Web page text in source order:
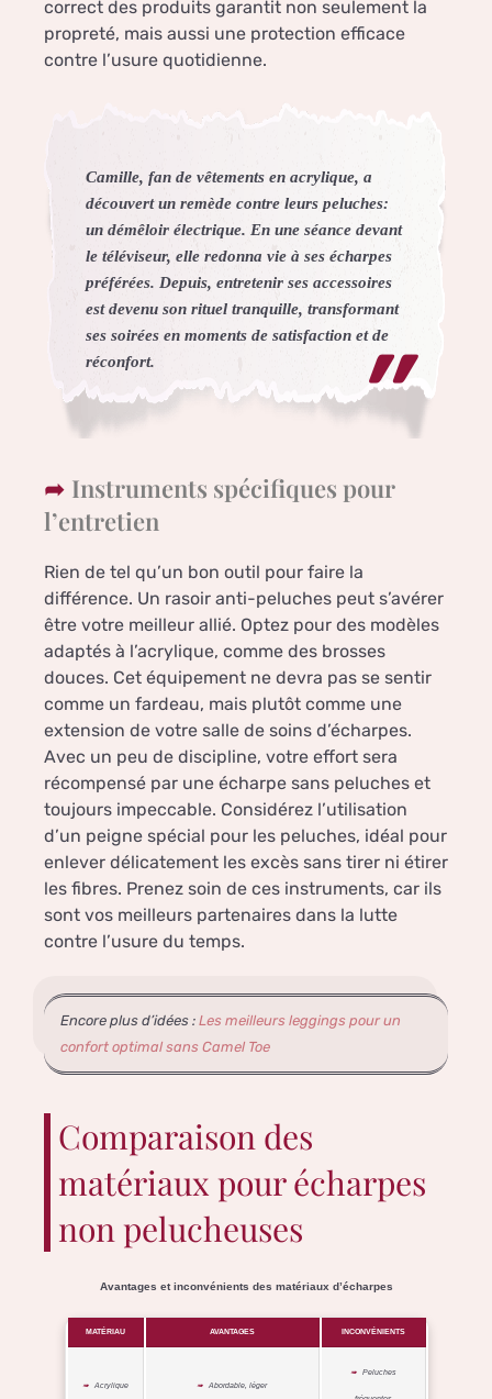
correct des produits garantit non seulement la
propreté, mais aussi une protection efficace
contre l’usure quotidienne.
Camille, fan de vêtements en acrylique, a
découvert un remède contre leurs peluches:
un démêloir électrique. En une séance devant
le téléviseur, elle redonna vie à ses écharpes
préférées. Depuis, entretenir ses accessoires
est devenu son rituel tranquille, transformant
ses soirées en moments de satisfaction et de
réconfort.
Instruments spécifiques pour
l’entretien
Rien de tel qu’un bon outil pour faire la
différence. Un rasoir anti-peluches peut s’avérer
être votre meilleur allié. Optez pour des modèles
adaptés à l’acrylique, comme des brosses
douces. Cet équipement ne devra pas se sentir
comme un fardeau, mais plutôt comme une
extension de votre salle de soins d’écharpes.
Avec un peu de discipline, votre effort sera
récompensé par une écharpe sans peluches et
toujours impeccable. Considérez l’utilisation
d’un peigne spécial pour les peluches, idéal pour
enlever délicatement les excès sans tirer ni étirer
les fibres. Prenez soin de ces instruments, car ils
sont vos meilleurs partenaires dans la lutte
contre l’usure du temps.
Encore plus d’idées : Les meilleurs leggings pour un
confort optimal sans Camel Toe
Comparaison des
matériaux pour écharpes
non pelucheuses
Avantages et inconvénients des matériaux d’écharpes
MATÉRIAU AVANTAGES INCONVÉNIENTS
Acrylique Abordable, léger
Peluches